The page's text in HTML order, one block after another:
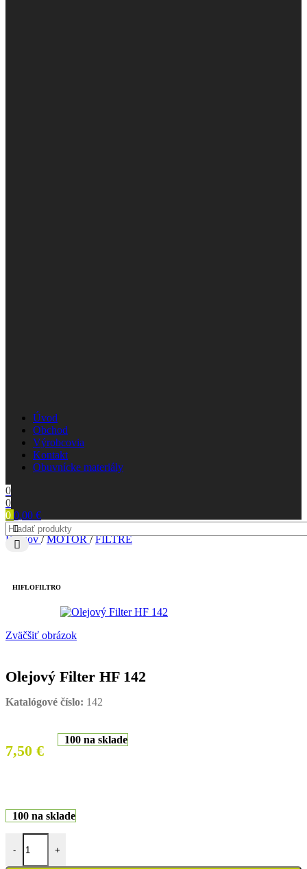
Úvod
Obchod
Výrobcovia
Kontakt
Obuvnícke materiály
0
0
0 0,00 €
Domov/ MOTOR/ FILTRE
HIFLOFILTRO
Zväčšiť obrázok
Olejový Filter HF 142
Katalógové číslo: 142
7,50 €
100 na sklade
100 na sklade
- +